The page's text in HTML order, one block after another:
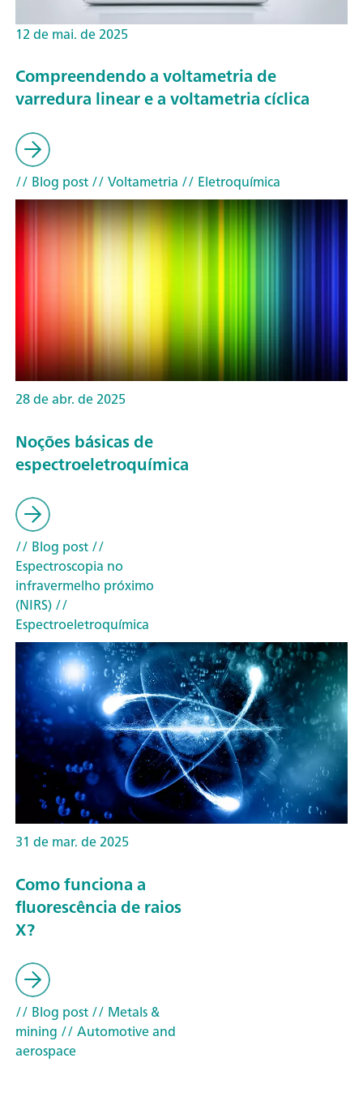
12 de mai. de 2025
Compreendendo a voltametria de
varredura linear e a voltametria cíclica
// Blog post// Voltametria // Eletroquímica
28 de abr. de 2025
Noções básicas de
espectroeletroquímica
// Blog post//
Espectroscopia no
infravermelho próximo
(NIRS)//
Espectroeletroquímica
31 de mar. de 2025
Como funciona a
fluorescência de raios
X?
// Blog post// Metals &
mining // Automotive and
aerospace